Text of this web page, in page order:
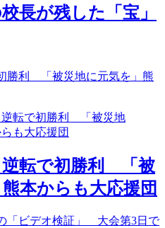
長が残した「宝」
勝利 「被災地に元気を」熊
逆転で初勝利 「被
本からも大応援団
「ビデオ検証」 大会第3日で